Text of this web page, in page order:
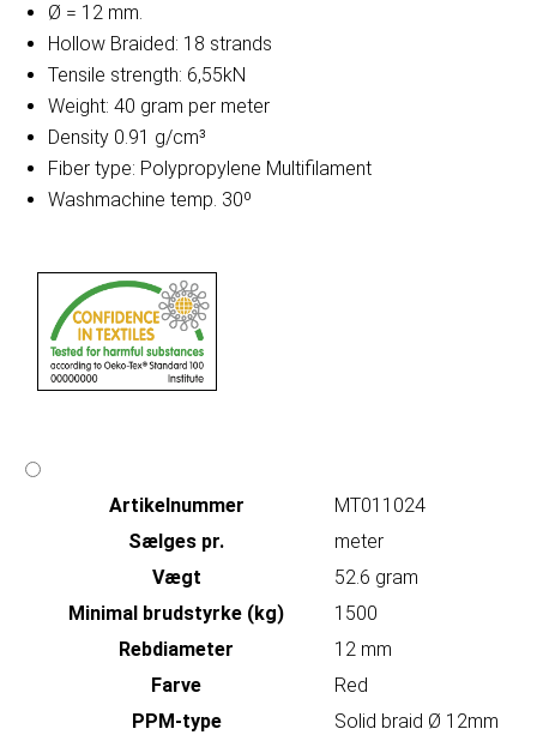
Ø = 12 mm.
Hollow Braided: 18 strands
Tensile strength: 6,55kN
Weight: 40 gram per meter
Density 0.91 g/cm³
Fiber type: Polypropylene Multifilament
Washmachine temp. 30º
Artikelnummer
MT011024
Sælges pr.
meter
Vægt
52.6 gram
Minimal brudstyrke (kg)
1500
Rebdiameter
12 mm
Farve
Red
PPM-type
Solid braid Ø 12mm